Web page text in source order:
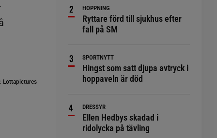
Lottapictures
HOPPNING
Ryttare förd till sjukhus efter
fall på SM
SPORTNYTT
Hingst som satt djupa avtryck i
hoppaveln är död
DRESSYR
Ellen Hedbys skadad i
ridolycka på tävling